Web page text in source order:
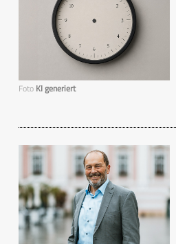
Foto KI generiert